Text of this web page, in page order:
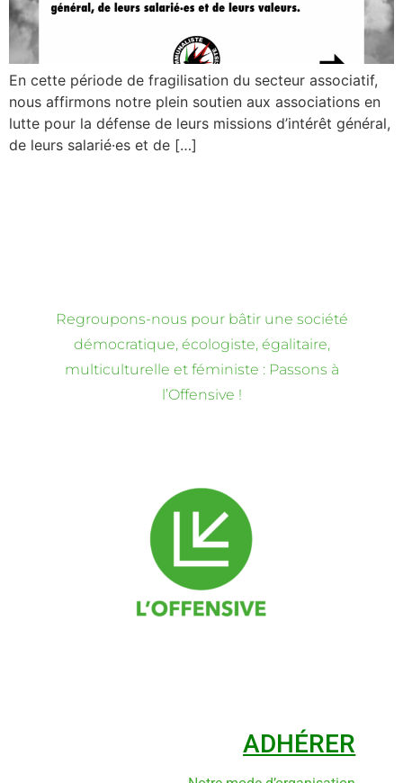
En cette période de fragilisation du secteur associatif,
nous affirmons notre plein soutien aux associations en
lutte pour la défense de leurs missions d’intérêt général,
de leurs salarié·es et de […]
Regroupons-nous pour bâtir une société
démocratique, écologiste, égalitaire,
multiculturelle et féministe : Passons à
l’Offensive !
ADHÉRER